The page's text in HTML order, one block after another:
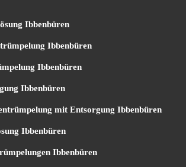
Ibbenbüren
Ibbenbüren
Ibbenbüren
Ibbenbüren
mit Entsorgung Ibbenbüren
Ibbenbüren
Ibbenbüren